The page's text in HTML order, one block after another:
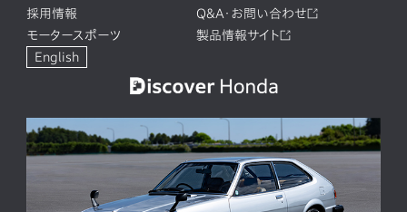
採用情報
Q&A・お問い合わせ
モータースポーツ
製品情報サイト
English